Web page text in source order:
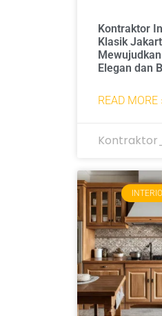
Kontraktor
Klasik
Elegan dan
READ MORE